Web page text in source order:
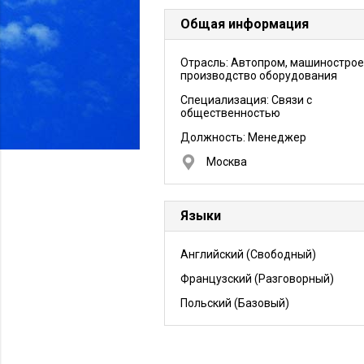
Общая информация
Отрасль: Автопром,
производство оборудования
Специализация: Связи с
общественностью
Должность: Менеджер
Москва
Языки
Английский (Свободный)
Французский (Разговорный)
Польский (Базовый)